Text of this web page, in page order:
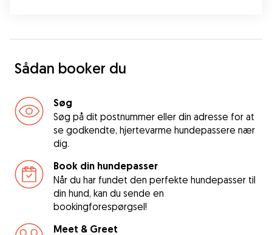
Sådan booker du
Søg
Søg på dit postnummer eller din adresse for at
se godkendte, hjertevarme hundepassere nær
dig.
Book din hundepasser
Når du har fundet den perfekte hundepasser til
din hund, kan du sende en
bookingforespørgsel!
Meet & Greet